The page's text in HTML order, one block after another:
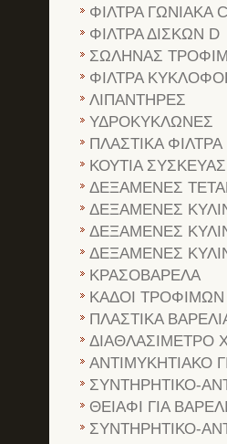
ΦΙΛΤΡΑ ΓΩΝΙΑΚΑ C
ΦΙΛΤΡΑ ΔΙΣΚΩΝ D
ΣΩΛΗΝΑΣ
ΦΙΛΤΡΑ
ΛΙΠΑΝΤΗΡΕΣ
ΥΔΡΟΚΥΚΛΩΝΕΣ
ΠΛΑΣΤΙΚΑ ΦΙΛΤΡΑ
ΚΟΥΤΙΑ
ΔΕΞΑΜΕΝΕΣ
ΔΕΞΑΜΕΝΕΣ
ΔΕΞΑΜΕΝΕΣ
ΔΕΞΑΜΕΝΕΣ
ΚΡΑΣΟΒΑΡΕΛΑ
ΚΑΔΟΙ
ΠΛΑΣΤΙΚΑ
ΔΙΑΘΛΑΣΙΜΕΤΡΟ
ΑΝΤΙΜΥΚΗΤΙΑΚΟ
ΣΥΝΤΗΡΗΤΙΚΟ-
ΘΕΙΑΦΙ ΓΙΑ
ΣΥΝΤΗΡΗΤΙΚΟ-